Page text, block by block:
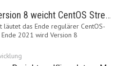
CentOS: Version 8 weicht CentOS Stream
läutet das Ende regulärer CentOS-
Ende 2021 wird Version 8